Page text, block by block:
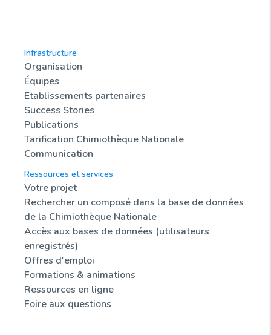
Infrastructure
Organisation
Équipes
Etablissements partenaires
Success Stories
Publications
Tarification Chimiothèque Nationale
Communication
Ressources et services
Votre projet
Rechercher un composé dans la base de données
de la Chimiothèque Nationale
Accès aux bases de données (utilisateurs
enregistrés)
Offres d'emploi
Formations & animations
Ressources en ligne
Foire aux questions